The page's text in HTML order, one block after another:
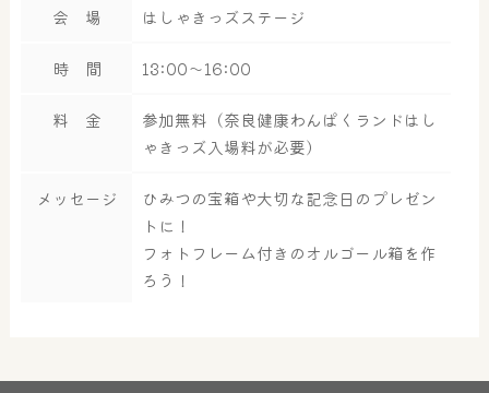
会 場 はしゃきっズステージ
時 間 13:00～16:00
料 金
参加無料（奈良健康わんぱくランドはし
ゃきっズ入場料が必要）
メッセージ
ひみつの宝箱や大切な記念日のプレゼン
トに！
フォトフレーム付きのオルゴール箱を作
ろう！